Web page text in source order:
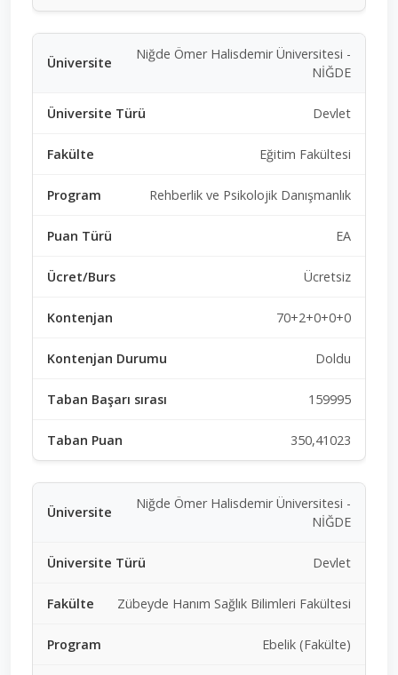
Niğde Ömer Halisdemir Üniversitesi -
NİĞDE
Devlet
Eğitim Fakültesi
Rehberlik ve Psikolojik Danışmanlık
EA
Ücretsiz
70+2+0+0+0
Doldu
159995
350,41023
Niğde Ömer Halisdemir Üniversitesi -
NİĞDE
Devlet
Zübeyde Hanım Sağlık Bilimleri Fakültesi
Ebelik (Fakülte)